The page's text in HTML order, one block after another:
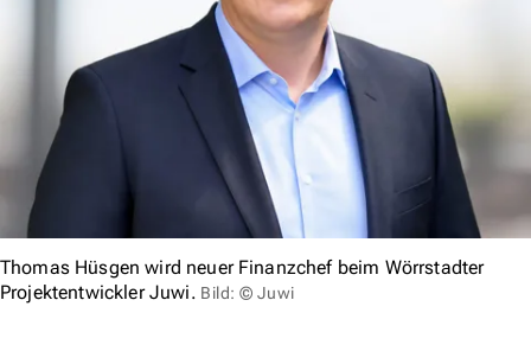
Thomas Hüsgen wird neuer Finanzchef beim Wörrstadter
Projektentwickler Juwi. Bild: © Juwi